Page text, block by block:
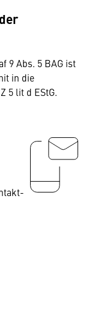
9 Abs. 5 BAG ist
in die
5 lit d EStG.